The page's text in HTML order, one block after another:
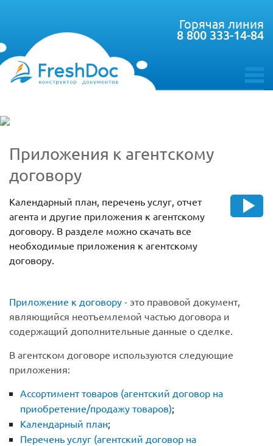
toggle
Горячая линия
8 800 333-14-84
Приложения к агентскому
договору
Календарный план, перечень услуг, отчет
агента и другие приложения к агентскому
договору. В разделе можно скачать все
необходимые приложения к агентскому
договору.
Приложение к договору - это правовой документ,
являющийся неотъемлемой частью договора и
содержащий дополнительные данные о сделке.
В агентском договоре используются следующие
приложения:
Ассортимент товаров (агентский договор на
приобретение/продажу товаров);
Календарный план;
Перечень услуг (агентский договор на